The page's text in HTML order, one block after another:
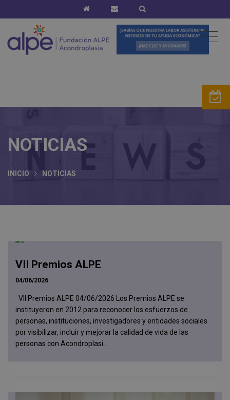
NOTICIAS
INICIO NOTICIAS
VII Premios ALPE
04/06/2026
VII Premios ALPE 04/06/2026 Los Premios ALPE se
instituyeron en 2012 para reconocer los esfuerzos de
personas, instituciones, investigadores y entidades sociales
por visibilizar, incluir y mejorar la calidad de vida de las
personas con Acondroplasi...